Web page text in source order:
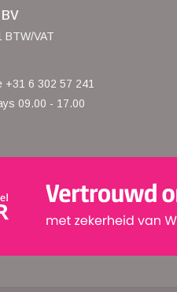
BTW/VAT
+31 6 302 57 241
09.00 - 17.00